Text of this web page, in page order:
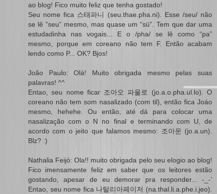
ao blog! Fico muito feliz que tenha gostado!
Seu nome fica 스태파니 (seu.thae.pha.ni). Esse /seu/ não
se lê “seu” mesmo, mas quase um “sü”. Tem que dar uma
estudadinha nas vogais... E o /pha/ se lê como “pa”
mesmo, porque em coreano não tem F. Então acabam
lendo como P... OK? Bjos!
João Paulo: Olá! Muito obrigada mesmo pelas suas
palavras! ^^
Entao, seu nome ficar 조아오 파울로 (jo.a.o.pha.ul.lo). O
coreano não tem som nasalizado (com til), então fica Joáo
mesmo, hehehe. Ou então, até dá para colocar uma
nasalização com o N no final e terminando com U, de
acordo com o jeito que falamos mesmo: 조아운 (jo.a.un).
Blz? :)
Nathalia Feijó: Ola!! muito obrigada pelo seu elogio ao blog!
Fico imensamente feliz em saber que os leitores estão
gostando, apesar de eu demorar pra responder... -_-’
Entao, seu nome fica 나탈리아페이저 (na.thal.li.a.phe.i.jeo).